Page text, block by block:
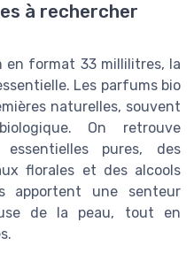
à rechercher
en format 33 millilitres, la
Les parfums bio
naturelles, souvent
On retrouve
pures, des
florales et des alcools
apportent une senteur
de la peau, tout en